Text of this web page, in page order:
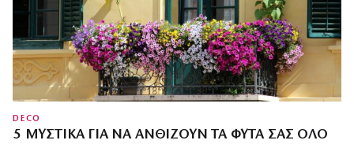
DECO
5 ΜΥΣΤΙΚΆ ΓΙΑ ΝΑ ΑΝΘΊΖΟΥΝ ΤΑ ΦΥΤΆ ΣΑΣ ΌΛΟ